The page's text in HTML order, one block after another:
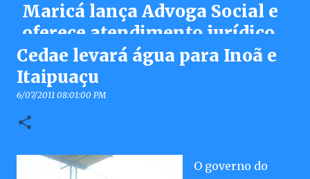
Maricá lança Advoga Social e
oferece atendimento jurídico
gratuito e online 24h para
moradores
7/30/2026 04:53:00 PM
Cedae levará água para Inoã e
Itaipuaçu
6/07/2011 08:01:00 PM
O governo do